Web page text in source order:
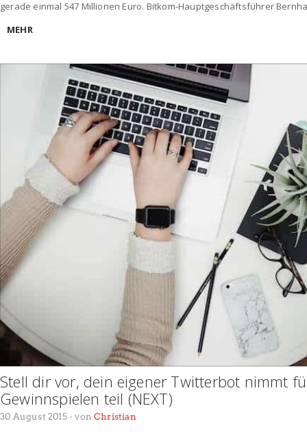
gerade einmal 547 Millionen Euro. Bitkom-Hauptgeschäftsführer
MEHR
Stell dir vor, dein eigener Twitterbot nimmt
Gewinnspielen teil (NEXT)
30 August 2015- vonChristian